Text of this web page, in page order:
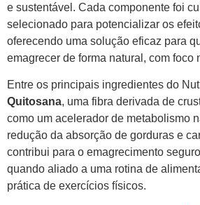
e sustentável. Cada componente foi
selecionado para potencializar os
oferecendo uma solução eficaz para
emagrecer de forma natural, com foco
Entre os principais ingredientes do
Quitosana, uma fibra derivada de
como um acelerador de metabolismo
redução da absorção de gorduras e
contribui para o emagrecimento
quando aliado a uma rotina de
prática de exercícios físicos.